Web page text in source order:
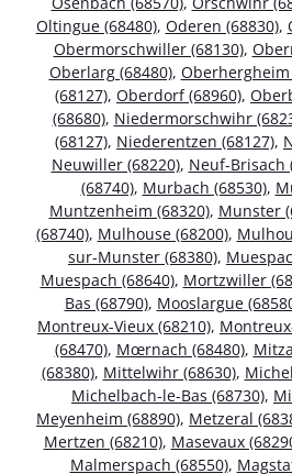
Oltingue (68480), Oderen (68830),
Obermorschwiller (68130),
Oberlarg (68480), Oberhergheim
(68127), Oberdorf (68960),
(68680), Niedermorschwihr
(68127), Niederentzen (68127),
Neuwiller (68220), Neuf-Brisach
(68740), Murbach (68530),
Muntzenheim (68320), Munster
(68740), Mulhouse (68200),
sur-Munster (68380),
Muespach (68640), Mortzwiller
Bas (68790), Mooslargue
Montreux-Vieux (68210),
(68470), Mœrnach (68480),
(68380), Mittelwihr (68630),
Michelbach-le-Bas (68730),
Meyenheim (68890), Metzeral
Mertzen (68210), Masevaux
Malmerspach (68550),